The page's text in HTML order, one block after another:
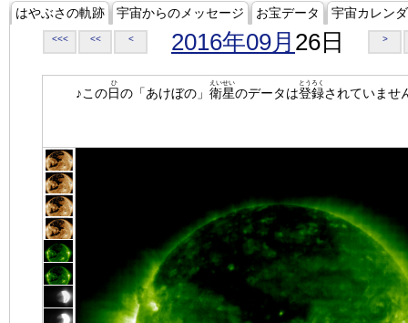
はやぶさの軌跡 宇宙からのメッセージ お宝データ 宇宙カレン
<<< << < 2016年09月 26日 >
♪この日
ひ
の「あけぼの」 衛星
えいせい
のデータは登録
とうろく
されていませ